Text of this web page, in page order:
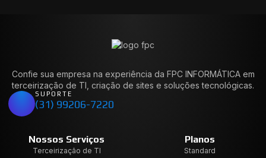
Confie sua empresa na experiência da FPC INFORMÁTICA em
terceirização de TI, criação de sites e soluções tecnológicas.
SUPORTE
(31) 99206-7220
Nossos Serviços
Terceirização de TI
Planos
Standard